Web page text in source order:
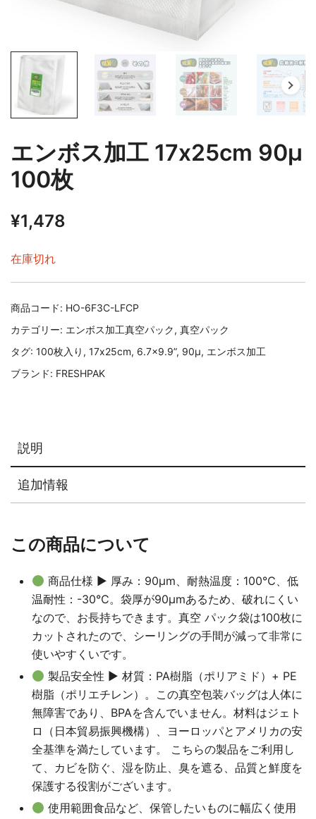
エンボス加工 17x25cm 90μ
100枚
¥1,478
在庫切れ
商品コード: HO-6F3C-LFCP
カテゴリー: エンボス加工真空パック, 真空パック
タグ: 100枚入り , 17x25cm, 6.7x9.9”, 90μ, エンボス加工
ブランド: FRESHPAK
説明
追加情報
この商品について
商品仕様 ▶ 厚み：90μm、耐熱温度：100℃、低
温耐性：-30℃。袋厚が90μmあるため、破れにくい
なので、お長持ちできます。真空 パック袋は100枚に
カットされたので、シーリングの手間が減って非常に
使いやすくいです。
製品安全性 ▶ 材質：PA樹脂（ポリアミド）+ PE
樹脂（ポリエチレン）。この真空包装バッグは人体に
無障害であり、BPAを含んでいません。材料はジェト
ロ（日本貿易振興機構）、ヨーロッパとアメリカの安
全基準を満たしています。 こちらの製品をご利用し
て、カビを防ぐ、湿を防止、臭を遮る、品質と鮮度を
保護する役割がございます。
使用範囲食品など、保管したいものに幅広く使用